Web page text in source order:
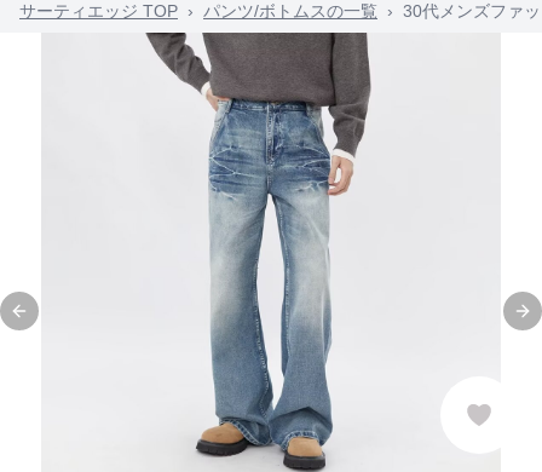
サーティエッジ TOP › パンツ/ボトムスの一覧 › 30代メンズファ
Previous slide